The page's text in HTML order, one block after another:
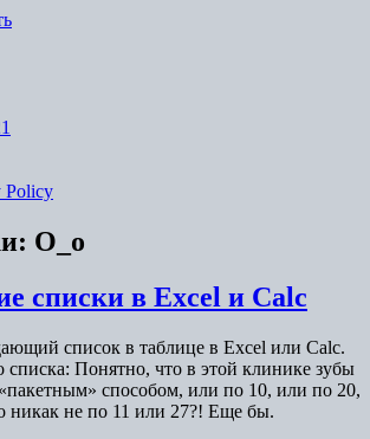
Policy
O_o
списки в Excel и Calc
список в таблице в Excel или Calc.
Понятно, что в этой клинике зубы
способом, или по 10, или по 20,
никак не по 11 или 27?! Еще бы.